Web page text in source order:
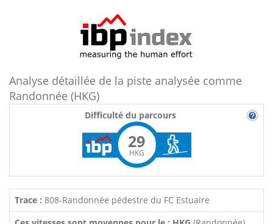
Analyse détaillée de la piste analysée comme
Randonnée (HKG)
Difficulté du parcours
29
HKG
Trace : 808-Randonnée pédestre du FC Estuaire